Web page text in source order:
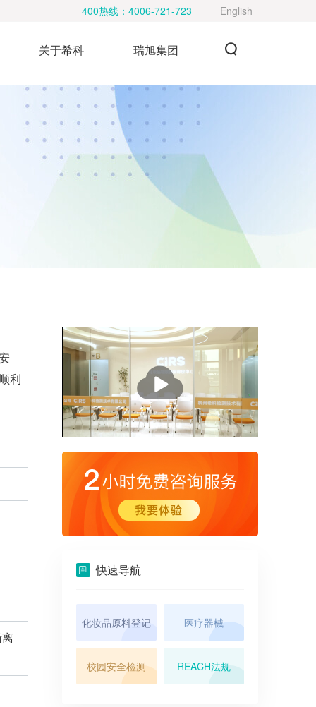
400热线： 4006-721-723 English
关于希科 瑞旭集团
利
放
快速导航
化妆品原料登记 医疗器械
校园安全检测 REACH法规